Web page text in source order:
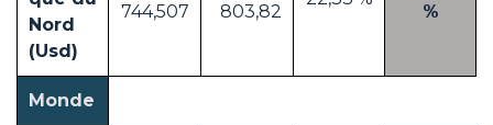
Nord
(Usd)
744,507
803,82
%
Monde